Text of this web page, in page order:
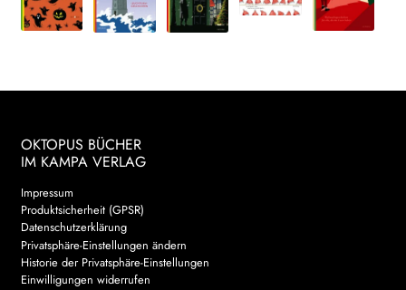
OKTOPUS BÜCHER
IM KAMPA VERLAG
Impressum
Produktsicherheit (GPSR)
Datenschutzerklärung
Privatsphäre-Einstellungen ändern
Historie der Privatsphäre-Einstellungen
Einwilligungen widerrufen